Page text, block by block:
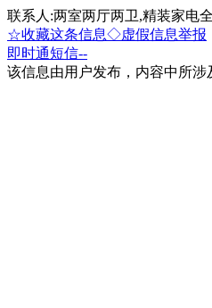
联系人:两室两厅两卫,精装家电全
☆收藏这条信息◇虚假信息举报
即时通短信--
该信息由用户发布，内容中所